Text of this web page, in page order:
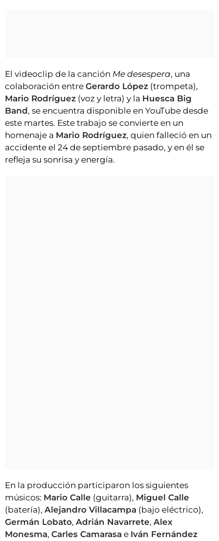
CLUB DEL AMIGO MILITANTE
INICIAR SESIÓN
El videoclip de la canción Me desespera, una
colaboración entre Gerardo López (trompeta),
Mario Rodríguez (voz y letra) y la Huesca Big
Band, se encuentra disponible en YouTube desde
este martes. Este trabajo se convierte en un
homenaje a Mario Rodríguez, quien falleció en un
accidente el 24 de septiembre pasado, y en él se
refleja su sonrisa y energía.
En la producción participaron los siguientes
músicos: Mario Calle (guitarra), Miguel Calle
(batería), Alejandro Villacampa (bajo eléctrico),
Germán Lobato, Adrián Navarrete, Alex
Monesma, Carles Camarasa e Iván Fernández